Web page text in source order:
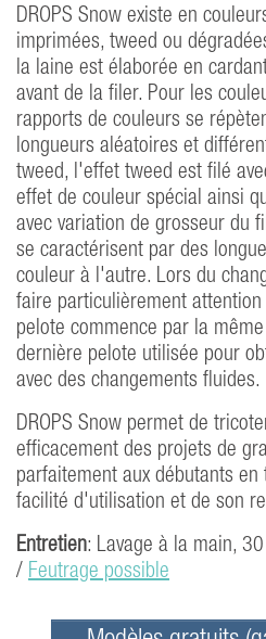
DROPS Snow existe en
imprimées, tweed ou
la laine est élaborée en
avant de la filer. Pour les
rapports de couleurs se
longueurs aléatoires et
tweed, l'effet tweed est filé
effet de couleur spécial ainsi
avec variation de grosseur du
se caractérisent par des
couleur à l'autre. Lors du
faire particulièrement attention
pelote commence par la
dernière pelote utilisée pour
avec des changements fluides.
DROPS Snow permet de
efficacement des projets de
parfaitement aux débutants
facilité d'utilisation et de son
Entretien: Lavage à la main,
/ Feutrage possible